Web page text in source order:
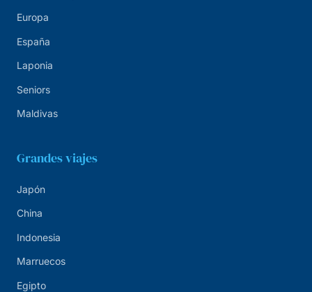
Europa
España
Laponia
Seniors
Maldivas
Grandes viajes
Japón
China
Indonesia
Marruecos
Egipto